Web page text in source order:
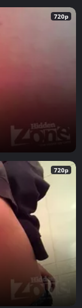
720p
720p